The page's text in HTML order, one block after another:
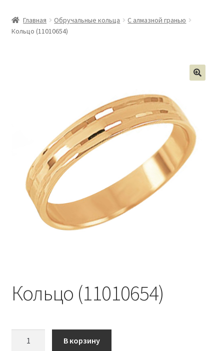
Главная Обручальные кольца
С алмазной гранью
Кольцо (11010654)
Кольцо (11010654)
В корзину